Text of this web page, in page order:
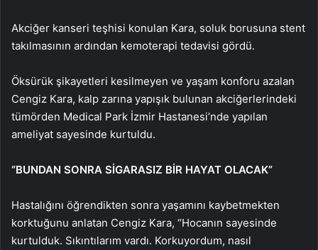
Akciğer kanseri teşhisi konulan Kara, soluk borusuna stent
takılmasının ardından kemoterapi tedavisi gördü.
Öksürük şikayetleri kesilmeyen ve yaşam konforu azalan
Cengiz Kara, kalp zarına yapışık bulunan akciğerlerindeki
tümörden Medical Park İzmir Hastanesi’nde yapılan
ameliyat sayesinde kurtuldu.
“BUNDAN SONRA SİGARASIZ BİR HAYAT OLACAK”
Hastalığını öğrendikten sonra yaşamını kaybetmekten
korktuğunu anlatan Cengiz Kara, “Hocanın sayesinde
kurtulduk. Sıkıntılarım vardı. Korkuyordum, nasıl